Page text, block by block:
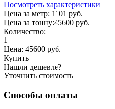
Посмотреть характеристики
Цена за метр: 1101 руб.
Цена за тонну:45600 руб.
Количество:
1
Цена: 45600 руб.
Купить
Нашли дешевле?
Уточнить стоимость
Способы оплаты